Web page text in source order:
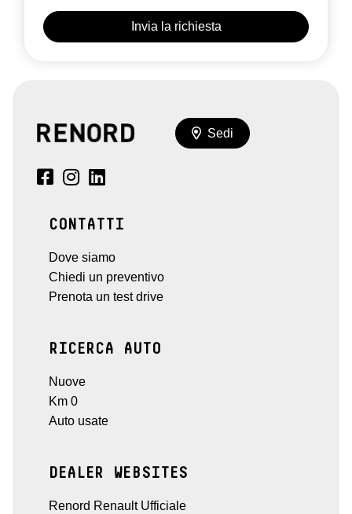
Sedi
CONTATTI
Dove siamo
Chiedi un preventivo
Prenota un test drive
RICERCA AUTO
Nuove
Km 0
Auto usate
DEALER WEBSITES
Renord Renault Ufficiale